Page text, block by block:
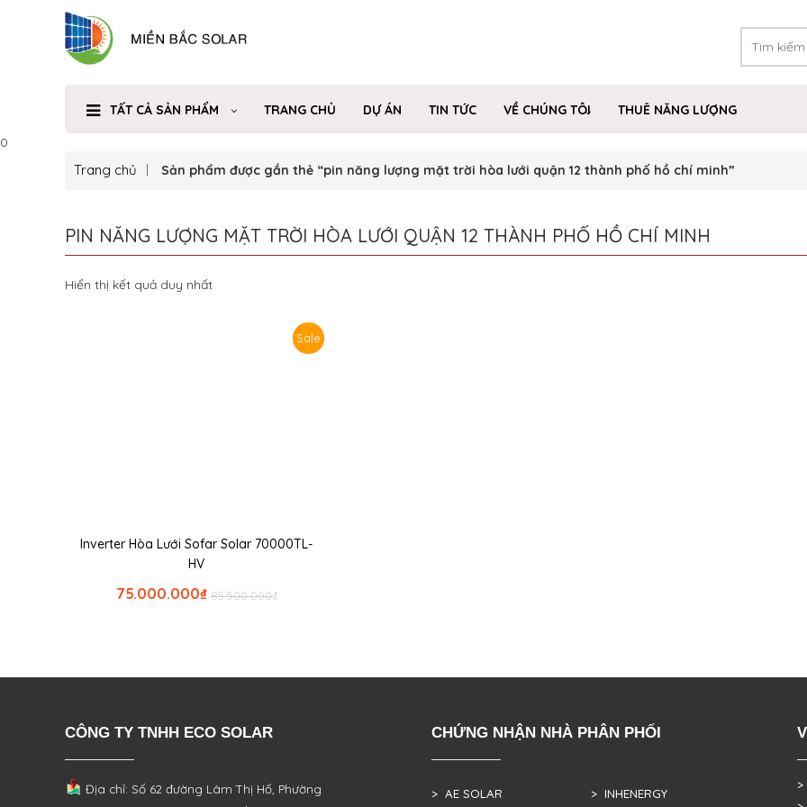
TẤT CẢ SẢN PHẨM TRANG CHỦ DỰ ÁN TIN TỨC VỀ CHÚNG TÔI
THUÊ NĂNG LƯỢNG
0
Trang chủ Sản phẩm được gắn thẻ “pin năng lượng mặt trời hòa lưới quận 12 thành phố hồ chí minh”
PIN NĂNG LƯỢNG MẶT TRỜI HÒA LƯỚI QUẬN 12 THÀNH PHỐ HỒ CHÍ MINH
Hiển thị kết quả duy nhất
Sale
Inverter Hòa Lưới Sofar Solar 70000TL-
HV
₫
85.500.000
₫
75.000.000
CÔNG TY TNHH ECO SOLAR
Địa chỉ: Số 62 đường Lâm Thị Hố, Phường
CHỨNG NHẬN NHÀ PHÂN PHỐI
> AE SOLAR > INHENERGY
>